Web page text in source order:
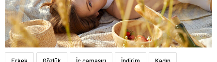
Erkek Gözlük İç çamaşırı İndirim Kadın